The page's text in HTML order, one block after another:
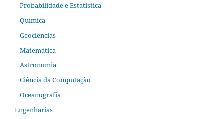
Probabilidade e Estatística
Química
Geociências
Matemática
Astronomia
Ciência da Computação
Oceanografia
Engenharias